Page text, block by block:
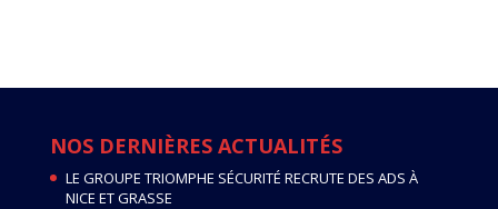
NOS DERNIÈRES ACTUALITÉS
LE GROUPE TRIOMPHE SÉCURITÉ RECRUTE DES ADS À
NICE ET GRASSE